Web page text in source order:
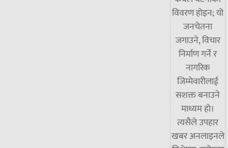
विवरण होइन; यो
जनचेतना
जगाउने, विचार
निर्माण गर्ने र
नागरिक
जिम्मेवारीलाई
सशक्त बनाउने
माध्यम हो।
त्यसैले उपहार
खबर अनलाइनले